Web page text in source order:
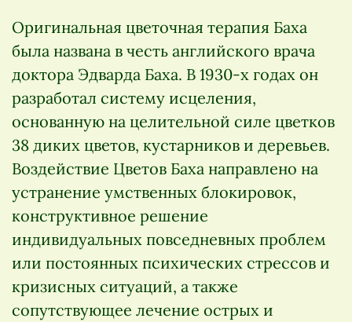
Оригинальная цветочная терапия Баха
была названа в честь английского врача
доктора Эдварда Баха. В 1930-х годах он
разработал систему исцеления,
основанную на целительной силе цветков
38 диких цветов, кустарников и деревьев.
Воздействие Цветов Баха направлено на
устранение умственных блокировок,
конструктивное решение
индивидуальных повседневных проблем
или постоянных психических стрессов и
кризисных ситуаций, а также
сопутствующее лечение острых и